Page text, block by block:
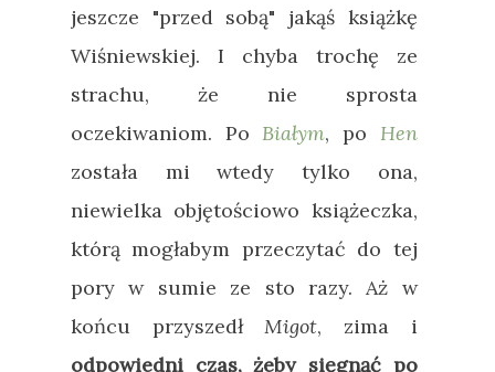
jeszcze "przed sobą" jakąś książkę
Wiśniewskiej. I chyba trochę ze
strachu, że nie sprosta
oczekiwaniom. Po Białym, po Hen
została mi wtedy tylko ona,
niewielka objętościowo książeczka,
którą mogłabym przeczytać do tej
pory w sumie ze sto razy. Aż w
końcu przyszedłMigot, zima i
odpowiedni czas, żeby sięgnąć po